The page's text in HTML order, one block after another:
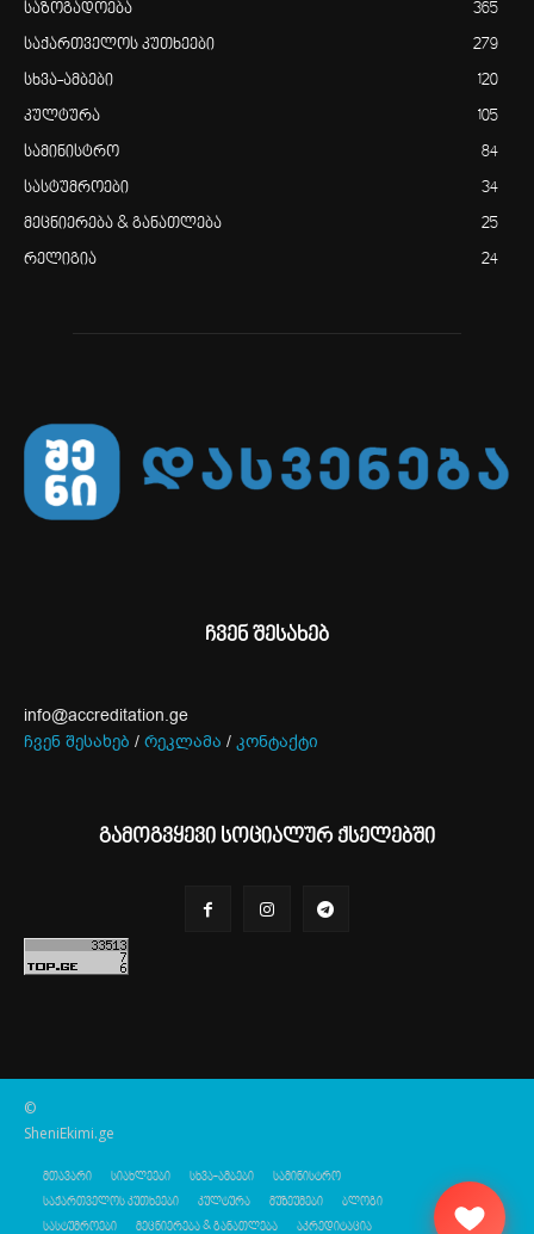
საზოგადოება 365
საქართველოს კუთხეები 279
სხვა-ამბები 120
კულტურა 105
სამინისტრო 84
სასტუმროები 34
მეცნიერება & განათლება 25
რელიგია 24
ჩვენ შესახებ
info@accreditation.ge
ჩვენ შესახებ / რეკლამა / კონტაქტი
გამოგვყევი სოციალურ ქსელებში
©
SheniEkimi.ge
მთავარი სიახლეები სხვა-ამბები სამინისტრო
საქართველოს კუთხეები კულტურა მუზეუმები ბლოგი
სასტუმროები მეცნიერება & განათლება აკრედიტაცია